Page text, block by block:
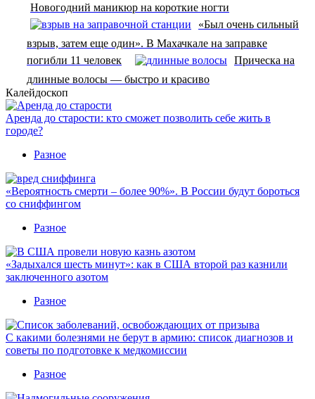
Новогодний маникюр на короткие ногти
«Был очень сильный
взрыв, затем еще один». В Махачкале на заправке
погибли 11 человек
Прическа на
длинные волосы — быстро и красиво
Калейдоскоп
Аренда до старости: кто сможет позволить себе жить в
городе?
Разное
«Вероятность смерти – более 90%». В России будут бороться
со сниффингом
Разное
«Задыхался шесть минут»: как в США второй раз казнили
заключенного азотом
Разное
С какими болезнями не берут в армию: список диагнозов и
советы по подготовке к медкомиссии
Разное